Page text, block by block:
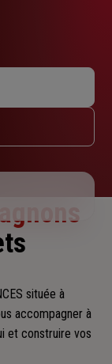
située à
accompagner à
et construire vos